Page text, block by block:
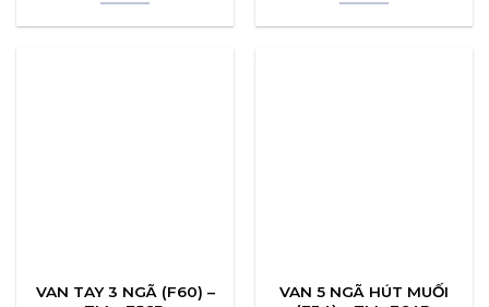
VAN TAY 3 NGÃ (F60) –
VAN 5 NGÃ HÚT MUỐI